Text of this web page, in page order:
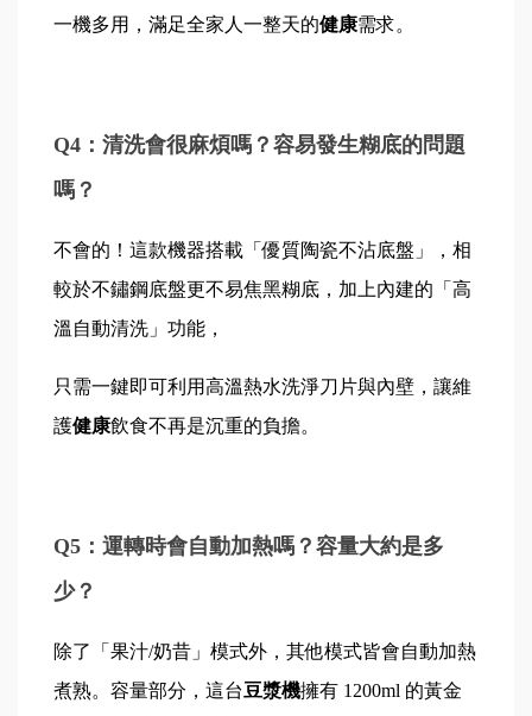
一機多用，滿足全家人一整天的健康需求。
Q4：清洗會很麻煩嗎？容易發生糊底的問題
嗎？
不會的！這款機器搭載「優質陶瓷不沾底盤」，相
較於不鏽鋼底盤更不易焦黑糊底，加上內建的「高
溫自動清洗」功能，
只需一鍵即可利用高溫熱水洗淨刀片與內壁，讓維
護健康飲食不再是沉重的負擔。
Q5：運轉時會自動加熱嗎？容量大約是多
少？
除了「果汁/奶昔」模式外，其他模式皆會自動加熱
煮熟。容量部分，這台豆漿機擁有 1200ml 的黃金